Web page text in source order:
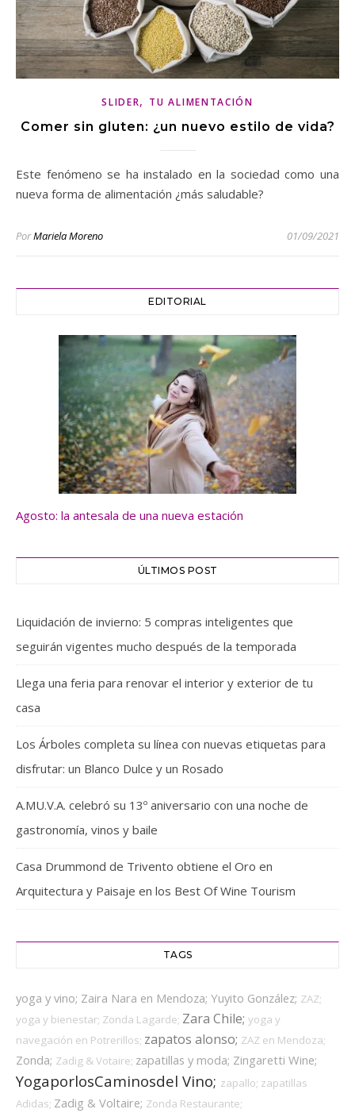
SLIDER, TU ALIMENTACIÓN
Comer sin gluten: ¿un nuevo estilo de vida?
Este fenómeno se ha instalado en la sociedad como una
nueva forma de alimentación ¿más saludable?
PorMariela Moreno 01/09/2021
EDITORIAL
Agosto: la antesala de una nueva estación
ÚLTIMOS POST
Liquidación de invierno: 5 compras inteligentes que
seguirán vigentes mucho después de la temporada
Llega una feria para renovar el interior y exterior de tu
casa
Los Árboles completa su línea con nuevas etiquetas para
disfrutar: un Blanco Dulce y un Rosado
A.MU.V.A. celebró su 13º aniversario con una noche de
gastronomía, vinos y baile
Casa Drummond de Trivento obtiene el Oro en
Arquitectura y Paisaje en los Best Of Wine Tourism
TAGS
yoga y vino; Zaira Nara en Mendoza; Yuyito González; ZAZ;
yoga y bienestar; Zonda Lagarde; Zara Chile; yoga y
navegación en Potrerillos; zapatos alonso; ZAZ en Mendoza;
Zonda; Zadig & Votaire; zapatillas y moda; Zingaretti Wine;
YogaporlosCaminosdel Vino; zapallo; zapatillas
Adidas; Zadig & Voltaire; Zonda Restaurante;